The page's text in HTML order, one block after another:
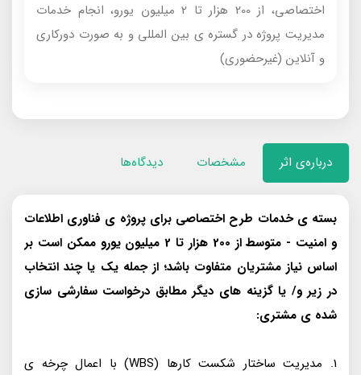
اختصاصی، از 200 هزار تا 2 میلیون یورو، انجام خدمات
مدیریت پروژه در گستره ی بین المللی و به صورت دورکاری
و آنلاین (غیرحضوری)
درباره‌ی اثر مشخصات دیدگاه‌ها
بسته ی خدمات طرح اختصاصی برای پروژه ی فناوری اطلاعات
و امنیت - متوسط از 200 هزار تا 2 میلیون یورو ممکن است بر
اساس نیاز مشتریان متفاوت باشد؛ از جمله یک یا چند انتخاب
در زیر و/ یا گزینه های دیگر مطابق درخواست سفارشی سازی
شده ی مشتری:
1. مدیریت ساختار شکست کارها (WBS) با اعمال چرخه ی